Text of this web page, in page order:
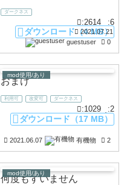
ダークネス
:2614 :6
2021.07.21
guestuser
0
ダウンロード（4 MB）
mod使用/あり
おまけ
利用可 改変可 ダークネス
:1029 :2
2021.06.07 有機物 2
ダウンロード（17 MB）
mod使用/あり
何度もすいません